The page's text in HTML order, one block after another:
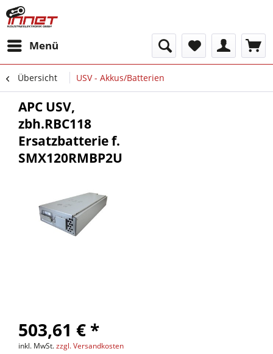
Menü
Übersicht USV - Akkus/Batterien
APC USV,
zbh.RBC118
Ersatzbatterie f.
SMX120RMBP2U
503,61 € *
inkl. MwSt.zzgl. Versandkosten